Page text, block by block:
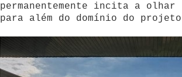
permanentemente incita a
para além do domínio do